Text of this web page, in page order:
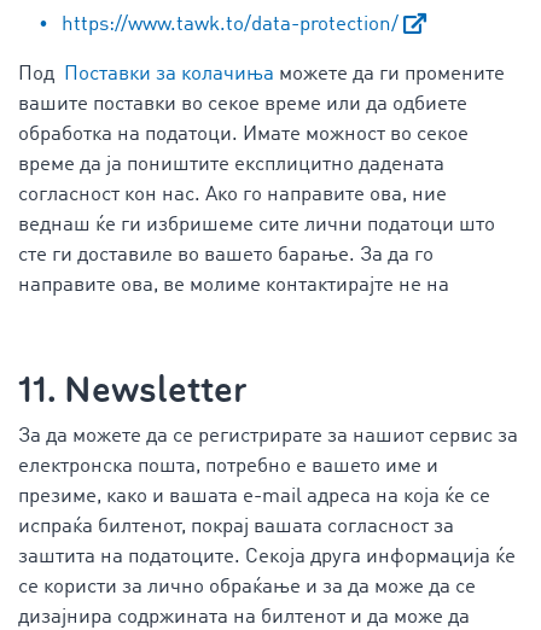
https://www.tawk.to/data-protection/
Под Поставки за колачиња можете да ги промените
вашите поставки во секое време или да одбиете
обработка на податоци. Имате можност во секое
време да ја поништите експлицитно дадената
согласност кон нас. Ако го направите ова, ние
веднаш ќе ги избришеме сите лични податоци што
сте ги доставиле во вашето барање. За да го
направите ова, ве молиме контактирајте не на
11. Newsletter
За да можете да се регистрирате за нашиот сервис за
електронска пошта, потребно е вашето име и
презиме, како и вашата e-mail адреса на која ќе се
испраќа билтенот, покрај вашата согласност за
заштита на податоците. Секоја друга информација ќе
се користи за лично обраќање и за да може да се
дизајнира содржината на билтенот и да може да